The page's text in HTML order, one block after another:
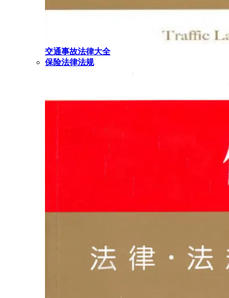
交通事故法律大全
保险法律法规